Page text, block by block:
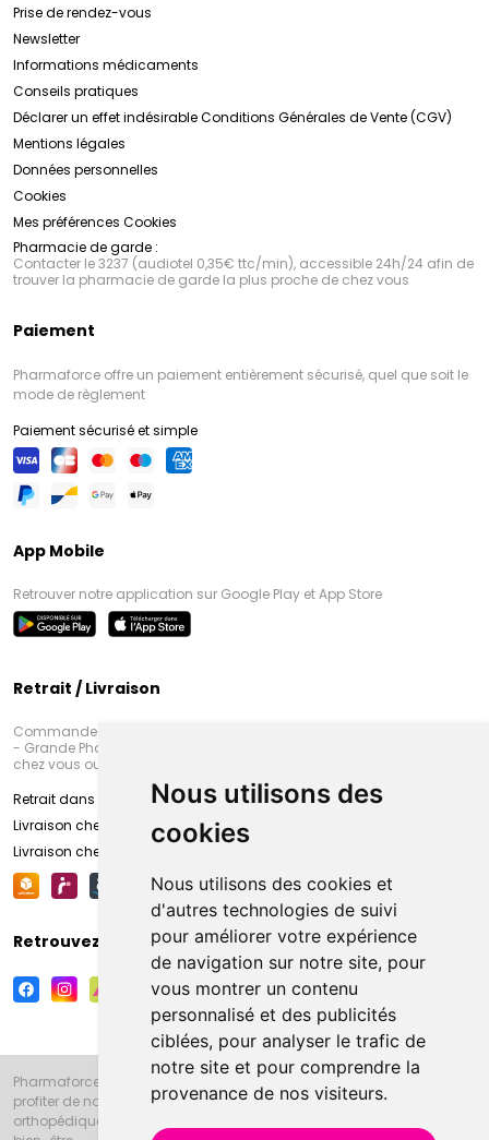
Nous utilisons des
cookies
Nous utilisons des cookies et
d'autres technologies de suivi
pour améliorer votre expérience
de navigation sur notre site, pour
vous montrer un contenu
personnalisé et des publicités
ciblées, pour analyser le trafic de
notre site et pour comprendre la
provenance de nos visiteurs.
Prise de rendez-vous
Newsletter
Informations médicaments
Conseils pratiques
Déclarer un effet indésirableConditions Générales de Vente (CGV)
Mentions légales
Données personnelles
Cookies
Mes préférences Cookies
Pharmacie de garde :
Contacter le 3237 (audiotel 0,35€ ttc/min), accessible 24h/24 afin de
trouver la pharmacie de garde la plus proche de chez vous
Paiement
Pharmaforce offre un paiement entièrement sécurisé, quel que soit le
mode de règlement
Paiement sécurisé et simple
App Mobile
Retrouver notre application sur Google Play et App Store
Retrait / Livraison
Commandez en ligne et venez chercher votre commande à Amiens
- Grande Pharmacie d’Amiens (Fachon) ou recevez-là rapidement
chez vous ou en point retrait
Retrait dans la pharmacie d’Amiens
Livraison chez vous
Livraison chez votre commerçant
Retrouvez-nous sur vos réseaux sociaux
Pharmaforce.fr et la Grande Pharmacie d’Amiens vous souhaitent de
profiter de notre accueil, de nos conseils pharmaceutiques,
orthopédiques, homéopathiques, parapharmaceutiques, beauté et